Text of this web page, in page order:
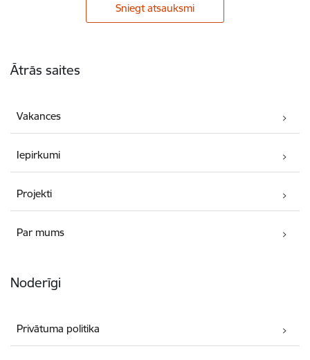
Sniegt atsauksmi
Ātrās saites
Vakances
Iepirkumi
Projekti
Par mums
Noderīgi
Privātuma politika